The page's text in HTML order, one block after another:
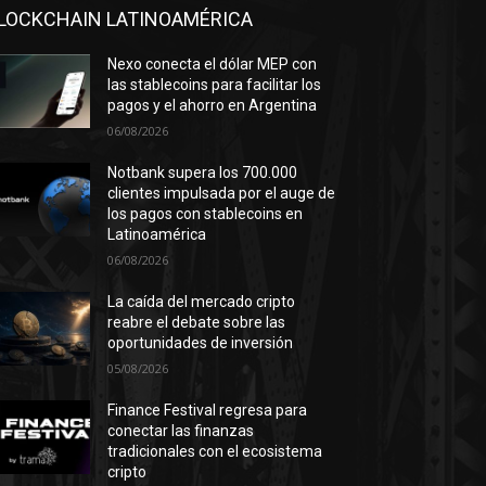
LATINOAMÉRICA
Nexo conecta el dólar MEP con
las stablecoins para facilitar los
pagos y el ahorro en Argentina
06/08/2026
Notbank supera los 700.000
clientes impulsada por el auge de
los pagos con stablecoins en
Latinoamérica
06/08/2026
La caída del mercado cripto
reabre el debate sobre las
oportunidades de inversión
05/08/2026
Finance Festival regresa para
conectar las finanzas
tradicionales con el ecosistema
cripto